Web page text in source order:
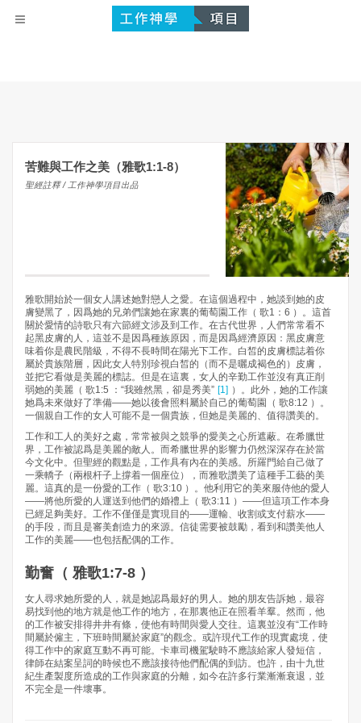
苦難與工作之美（雅歌1:1-8）
聖經註釋 / 工作神學項目出品
雅歌開始於一個女人講述她對戀人之愛。在這個過程中，她談到她的皮
膚變黑了，因爲她的兄弟們讓她在家裏的葡萄園工作（ 歌1：6 ）。這首
關於愛情的詩歌只有六節經文涉及到工作。在古代世界，人們常常看不
起黑皮膚的人，這並不是因爲種族原因，而是因爲經濟原因：黑皮膚意
味着你是農民階級，不得不長時間在陽光下工作。白皙的皮膚標誌着你
屬於貴族階層，因此女人特別珍視白皙的（而不是曬成褐色的）皮膚，
並把它看做是美麗的標誌。但是在這裏，女人的辛勤工作並沒有真正削
弱她的美麗（ 歌1:5 ：“我雖然黑，卻是秀美” [1] ）。此外，她的工作讓
她爲未來做好了準備——她以後會照料屬於自己的葡萄園（ 歌8:12 ）。
一個親自工作的女人可能不是一個貴族，但她是美麗的、值得讚美的。
工作和工人的美好之處，常常被與之競爭的愛美之心所遮蔽。在希臘世
界，工作被認爲是美麗的敵人。而希臘世界的影響力仍然深深存在於當
今文化中。但聖經的觀點是，工作具有內在的美感。所羅門給自己做了
一乘轎子（兩根杆子上撐着一個座位），而雅歌讚美了這種手工藝的美
麗。這真的是一份愛的工作（ 歌3:10 ）。他利用它的美來服侍他的愛人
——將他所愛的人運送到他們的婚禮上（ 歌3:11 ）——但這項工作本身
已經足夠美好。工作不僅僅是實現目的——運輸、收割或支付薪水——
的手段，而且是審美創造力的來源。信徒需要被鼓勵，看到和讚美他人
工作的美麗——也包括配偶的工作。
勤奮（ 雅歌1:7-8 ）
女人尋求她所愛的人，就是她認爲最好的男人。她的朋友告訴她，最容
易找到他的地方就是他工作的地方，在那裏他正在照看羊羣。然而，他
的工作被安排得井井有條，使他有時間與愛人交往。這裏並沒有“工作時
間屬於僱主，下班時間屬於家庭”的觀念。或許現代工作的現實處境，使
得工作中的家庭互動不再可能。卡車司機駕駛時不應該給家人發短信，
律師在結案呈詞的時候也不應該接待他們配偶的到訪。也許，由十九世
紀生產製度所造成的工作與家庭的分離，如今在許多行業漸漸衰退，並
不完全是一件壞事。